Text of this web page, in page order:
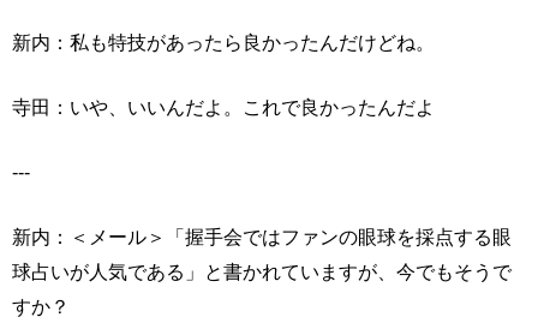
新内：私も特技があったら良かったんだけどね。
寺田：いや、いいんだよ。これで良かったんだよ
---
新内：＜メール＞「握手会ではファンの眼球を採点する眼
球占いが人気である」と書かれていますが、今でもそうで
すか？